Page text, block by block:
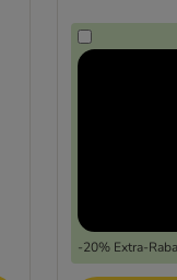
-20% Extra-